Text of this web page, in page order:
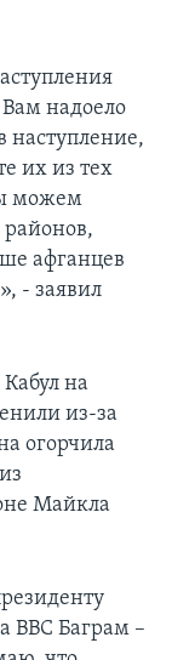
надоело
наступление,
их из тех
можем
районов,
афганцев
- заявил
на
из-за
огорчила
Майкла
ВВС Баграм –